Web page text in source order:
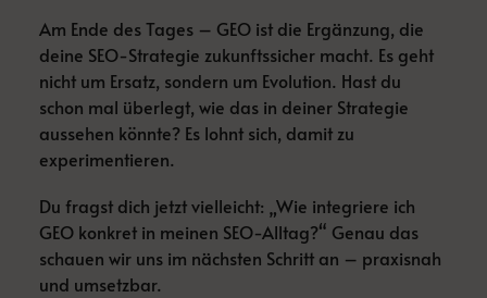
Am Ende des Tages – GEO ist die Ergänzung, die
deine SEO-Strategie zukunftssicher macht. Es geht
nicht um Ersatz, sondern um Evolution. Hast du
schon mal überlegt, wie das in deiner Strategie
aussehen könnte? Es lohnt sich, damit zu
experimentieren.
Du fragst dich jetzt vielleicht: „Wie integriere ich
GEO konkret in meinen SEO-Alltag?“ Genau das
schauen wir uns im nächsten Schritt an – praxisnah
und umsetzbar.